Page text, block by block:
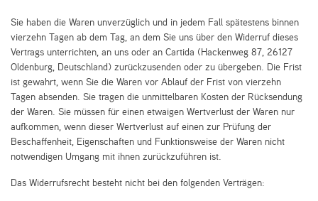
Sie haben die Waren unverzüglich und in jedem Fall spätestens binnen
vierzehn Tagen ab dem Tag, an dem Sie uns über den Widerruf dieses
Vertrags unterrichten, an uns oder an Cartida (Hackenweg 87, 26127
Oldenburg, Deutschland) zurückzusenden oder zu übergeben. Die Frist
ist gewahrt, wenn Sie die Waren vor Ablauf der Frist von vierzehn
Tagen absenden. Sie tragen die unmittelbaren Kosten der Rücksendung
der Waren. Sie müssen für einen etwaigen Wertverlust der Waren nur
aufkommen, wenn dieser Wertverlust auf einen zur Prüfung der
Beschaffenheit, Eigenschaften und Funktionsweise der Waren nicht
notwendigen Umgang mit ihnen zurückzuführen ist.
Das Widerrufsrecht besteht nicht bei den folgenden Verträgen: